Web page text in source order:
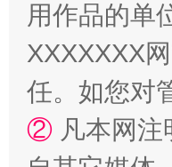
扯下公款旅游
用作品的单
XXXXXXX
任。如您对
② 凡本网